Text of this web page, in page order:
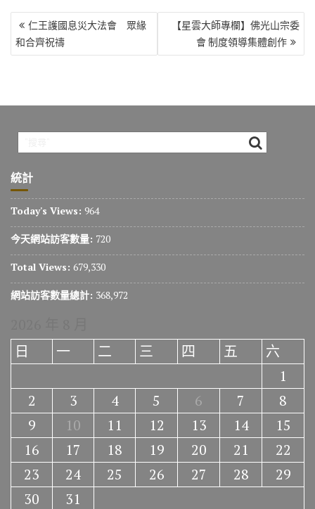
文
章
導
仁王護國息災大法會 眾緣
和合齊祝禱
【星雲大師專欄】佛光山宗委
會 制度領導集體創作
統計
Today's Views: 964
今天網站訪客數量: 720
Total Views: 679,330
網站訪客數量總計: 368,972
日
一 二 三 四 五
六
1
2
3 4 5 6 7
8
9
10 11 12 13 14
15
16
17 18 19 20 21
22
23
24 25 26 27 28
29
30
31